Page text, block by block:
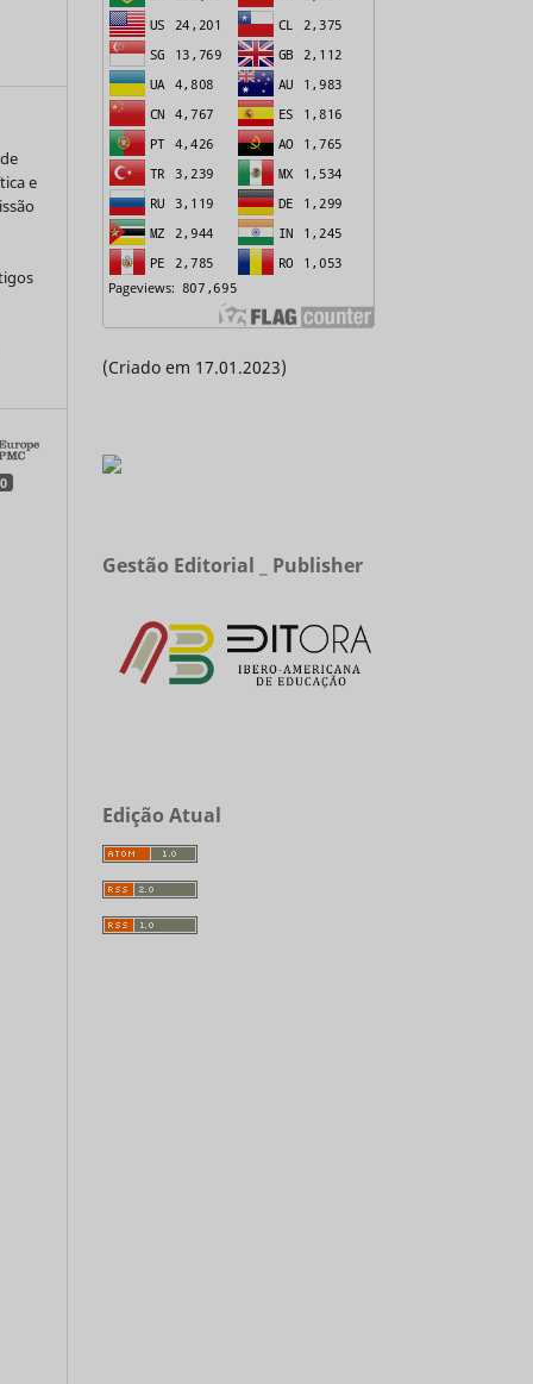
e
0
(Criado em 17.01.2023)
Gestão Editorial _ Publisher
Edição Atual